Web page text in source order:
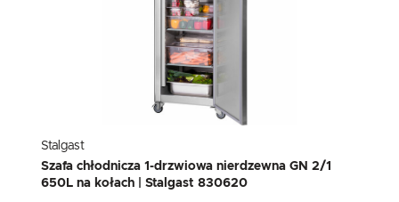
Stalgast
Szafa chłodnicza 1-drzwiowa nierdzewna GN 2/1
650L na kołach | Stalgast 830620